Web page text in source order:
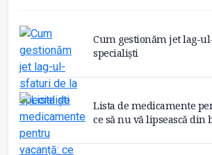
Cum gestionăm jet lag-
specialiști
Lista de medicamente
ce să nu vă lipsească din